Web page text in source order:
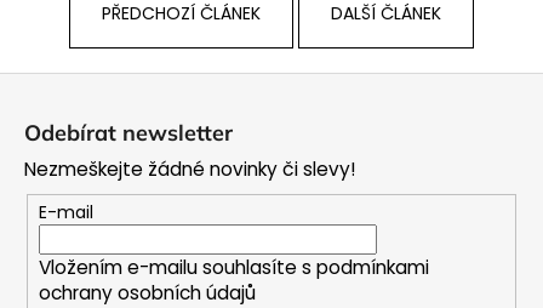
PŘEDCHOZÍ ČLÁNEK DALŠÍ ČLÁNEK
Odebírat newsletter
Nezmeškejte žádné novinky či slevy!
E-mail
Vložením e-mailu souhlasíte s podmínkami
ochrany osobních údajů